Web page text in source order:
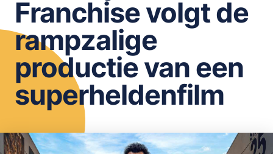
OPSLAAN
Franchise volgt de
rampzalige
productie van een
superheldenfilm